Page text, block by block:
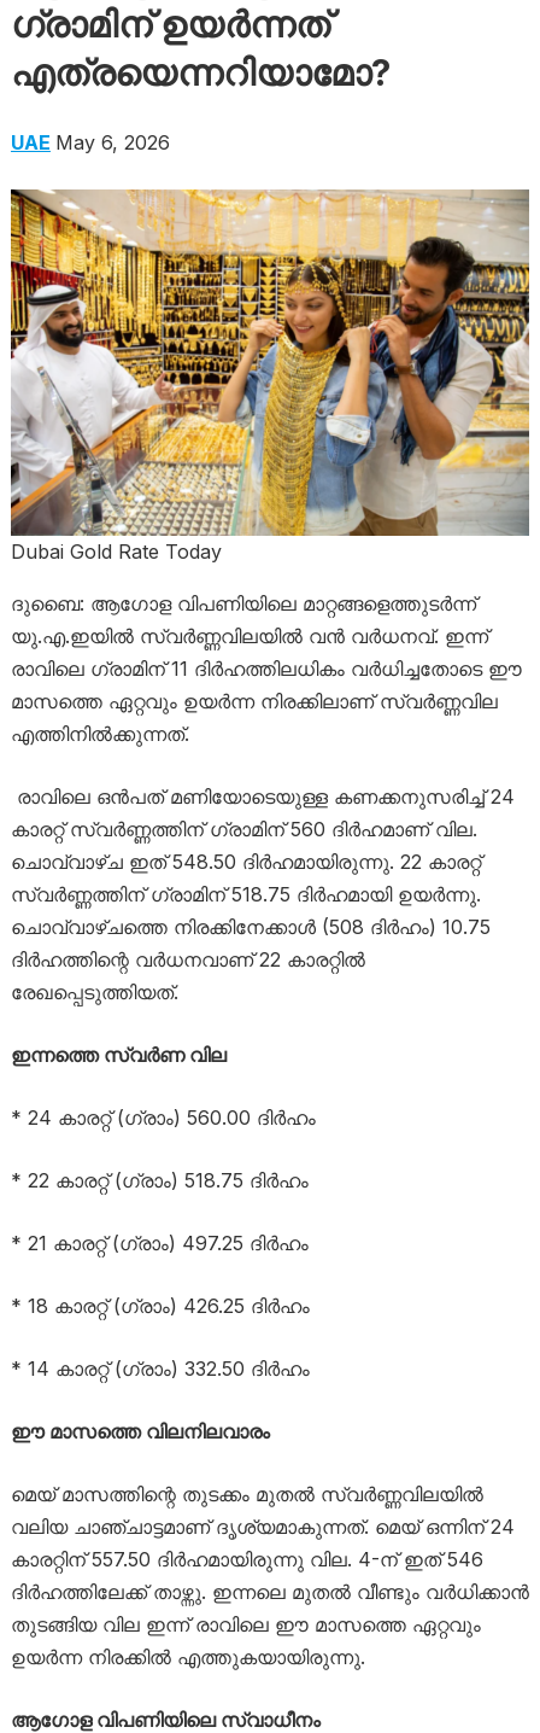
ഗ്രാമിന് ഉയർന്നത്
എത്രയെന്നറിയാമോ?
UAE May 6, 2026
Dubai Gold Rate Today
ദുബൈ: ആഗോള വിപണിയിലെ മാറ്റങ്ങളെത്തുടർന്ന്
യു.എ.ഇയിൽ സ്വർണ്ണവിലയിൽ വൻ വർധനവ്. ഇന്ന്
രാവിലെ ഗ്രാമിന് 11 ദിർഹത്തിലധികം വർധിച്ചതോടെ ഈ
മാസത്തെ ഏറ്റവും ഉയർന്ന നിരക്കിലാണ് സ്വർണ്ണവില
എത്തിനിൽക്കുന്നത്.
രാവിലെ ഒൻപത് മണിയോടെയുള്ള കണക്കനുസരിച്ച് 24
കാരറ്റ് സ്വർണ്ണത്തിന് ഗ്രാമിന് 560 ദിർഹമാണ് വില.
ചൊവ്വാഴ്ച ഇത് 548.50 ദിർഹമായിരുന്നു. 22 കാരറ്റ്
സ്വർണ്ണത്തിന് ഗ്രാമിന് 518.75 ദിർഹമായി ഉയർന്നു.
ചൊവ്വാഴ്ചത്തെ നിരക്കിനേക്കാൾ (508 ദിർഹം) 10.75
ദിർഹത്തിന്റെ വർധനവാണ് 22 കാരറ്റിൽ
രേഖപ്പെടുത്തിയത്.
ഇന്നത്തെ സ്വര്‍ണ വില
* 24 കാരറ്റ് (ഗ്രാം) 560.00 ദിര്‍ഹം
* 22 കാരറ്റ് (ഗ്രാം) 518.75 ദിര്‍ഹം
* 21 കാരറ്റ് (ഗ്രാം) 497.25 ദിര്‍ഹം
* 18 കാരറ്റ് (ഗ്രാം) 426.25 ദിര്‍ഹം
* 14 കാരറ്റ് (ഗ്രാം) 332.50 ദിര്‍ഹം
ഈ മാസത്തെ വിലനിലവാരം
മെയ് മാസത്തിന്റെ തുടക്കം മുതൽ സ്വർണ്ണവിലയിൽ
വലിയ ചാഞ്ചാട്ടമാണ് ദൃശ്യമാകുന്നത്. മെയ് ഒന്നിന് 24
കാരറ്റിന് 557.50 ദിർഹമായിരുന്നു വില. 4-ന് ഇത് 546
ദിർഹത്തിലേക്ക് താഴ്ന്നു. ഇന്നലെ മുതൽ വീണ്ടും വർധിക്കാൻ
തുടങ്ങിയ വില ഇന്ന് രാവിലെ ഈ മാസത്തെ ഏറ്റവും
ഉയർന്ന നിരക്കിൽ എത്തുകയായിരുന്നു.
ആഗോള വിപണിയിലെ സ്വാധീനം